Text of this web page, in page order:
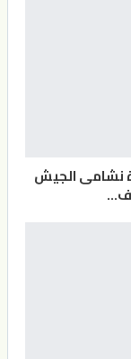
نشامى الجيش